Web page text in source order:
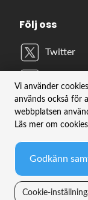
Följ oss
Twitter
YouTube
Instagram
Vi använder
används också för
webbplatsen
Läs mer om
Cookie-
Godkänn